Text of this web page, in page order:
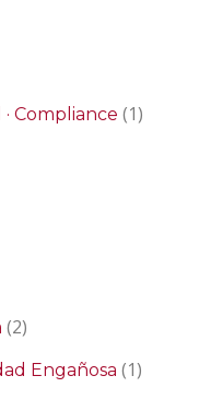
Compliance (1)
(2)
Engañosa (1)